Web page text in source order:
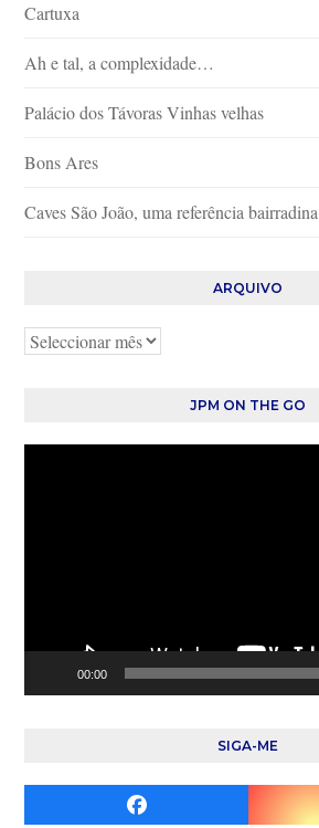
Cartuxa
Ah e tal, a complexidade…
Palácio dos Távoras Vinhas velhas
Bons Ares
Caves São João, uma referência bairradina
ARQUIVO
Arquivo
JPM ON THE GO
00:00
SIGA-ME
Facebook